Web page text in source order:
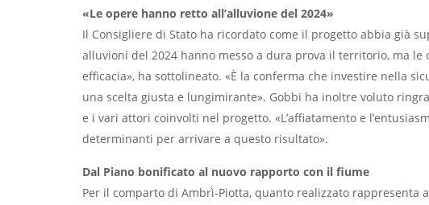
«Le opere hanno retto all’alluvione del 2024»
Il Consigliere di Stato ha ricordato come il progetto abbia già
alluvioni del 2024 hanno messo a dura prova il territorio, ma
efficacia», ha sottolineato. «È la conferma che investire nella
una scelta giusta e lungimirante». Gobbi ha inoltre voluto
e i vari attori coinvolti nel progetto. «L’affiatamento e
determinanti per arrivare a questo risultato».
Dal Piano bonificato al nuovo rapporto con il fiume
Per il comparto di Ambrì-Piotta, quanto realizzato rappresenta